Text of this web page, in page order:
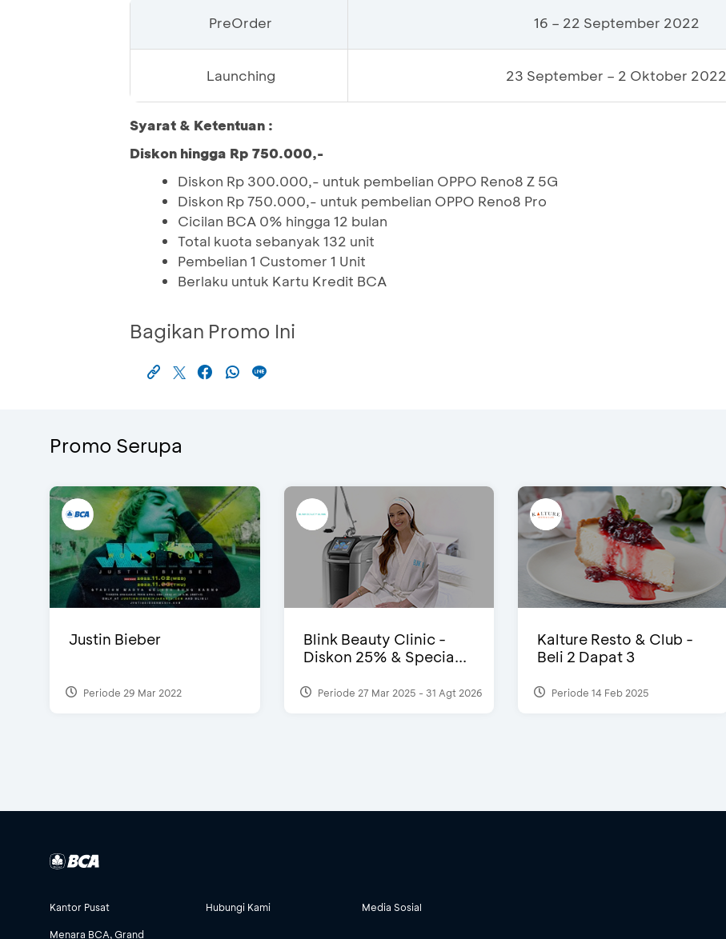
PreOrder 16 – 22 September 2022
Launching 23 September – 2 Oktober 2022
Syarat & Ketentuan :
Diskon hingga Rp 750.000,-
Diskon Rp 300.000,- untuk pembelian OPPO Reno8 Z 5G
Diskon Rp 750.000,- untuk pembelian OPPO Reno8 Pro
Cicilan BCA 0% hingga 12 bulan
Total kuota sebanyak 132 unit
Pembelian 1 Customer 1 Unit
Berlaku untuk Kartu Kredit BCA
Bagikan Promo Ini
Promo Serupa
Justin Bieber
Periode 29 Mar 2022
Blink Beauty Clinic -
Diskon 25% & Specia...
Periode 27 Mar 2025 - 31 Agt 2026
Kalture Resto & Club -
Beli 2 Dapat 3
Periode 14 Feb 2025
Kantor Pusat
Menara BCA, Grand
Hubungi Kami Media Sosial